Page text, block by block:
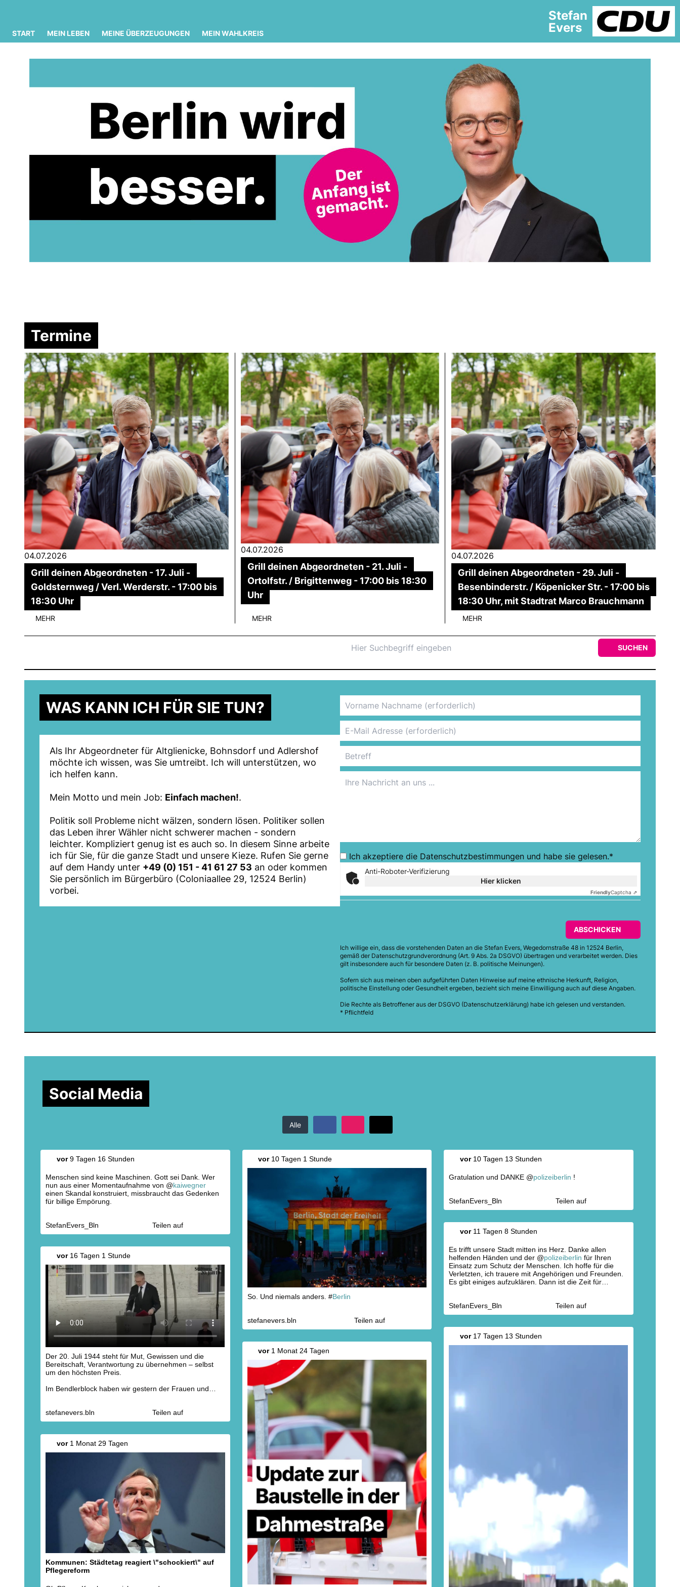
START MEIN LEBEN MEINE ÜBERZEUGUNGEN MEIN WAHLKREIS
Stefan
Evers
Termine
04.07.2026
Grill deinen Abgeordneten - 17. Juli -
Goldsternweg / Verl. Werderstr. - 17:00 bis
18:30 Uhr
MEHR
04.07.2026
Grill deinen Abgeordneten - 21. Juli -
Ortolfstr. / Brigittenweg - 17:00 bis 18:30
Uhr
MEHR
04.07.2026
Grill deinen Abgeordneten - 29. Juli -
Besenbinderstr. / Köpenicker Str. - 17:00 bis
18:30 Uhr, mit Stadtrat Marco Brauchmann
MEHR
SUCHEN
WAS KANN ICH FÜR SIE TUN?
Als Ihr Abgeordneter für Altglienicke, Bohnsdorf und Adlershof
möchte ich wissen, was Sie umtreibt. Ich will unterstützen, wo
ich helfen kann.
Mein Motto und mein Job: Einfach machen!.
Politik soll Probleme nicht wälzen, sondern lösen. Politiker sollen
das Leben ihrer Wähler nicht schwerer machen - sondern
leichter. Kompliziert genug ist es auch so. In diesem Sinne arbeite
ich für Sie, für die ganze Stadt und unsere Kieze. Rufen Sie gerne
auf dem Handy unter +49 (0) 151 - 41 61 27 53 an oder kommen
Sie persönlich im Bürgerbüro (Coloniaallee 29, 12524 Berlin)
vorbei.
Ich akzeptiere die Datenschutzbestimmungen und habe sie gelesen.*
Anti-Roboter-Verifizierung
Hier klicken
FriendlyCaptcha ⇗
ABSCHICKEN
Ich willige ein, dass die vorstehenden Daten an die Stefan Evers, Wegedornstraße 48 in 12524 Berlin,
gemäß der Datenschutzgrundverordnung (Art. 9 Abs. 2a DSGVO) übertragen und verarbeitet werden. Dies
gilt insbesondere auch für besondere Daten (z. B. politische Meinungen).
Sofern sich aus meinen oben aufgeführten Daten Hinweise auf meine ethnische Herkunft, Religion,
politische Einstellung oder Gesundheit ergeben, bezieht sich meine Einwilligung auch auf diese Angaben.
Die Rechte als Betroffener aus der DSGVO (Datenschutzerklärung) habe ich gelesen und verstanden.
* Pflichtfeld
Social Media
Alle
vor9 Tagen 16 Stunden
Menschen sind keine Maschinen. Gott sei Dank. Wer
nun aus einer Momentaufnahme von @kaiwegner
einen Skandal konstruiert, missbraucht das Gedenken
für billige Empörung.
StefanEvers_Bln Teilen auf
vor10 Tagen 1 Stunde
So. Und niemals anders. #Berlin
stefanevers.bln Teilen auf
vor10 Tagen 13 Stunden
Gratulation und DANKE @polizeiberlin !
StefanEvers_Bln Teilen auf
vor11 Tagen 8 Stunden
Es trifft unsere Stadt mitten ins Herz. Danke allen
helfenden Händen und der @polizeiberlin für Ihren
Einsatz zum Schutz der Menschen. Ich hoffe für die
Verletzten, ich trauere mit Angehörigen und Freunden.
Es gibt einiges aufzuklären. Dann ist die Zeit für
StefanEvers_Bln
Teilen auf
vor16 Tagen 1 Stunde
Der 20. Juli 1944 steht für Mut, Gewissen und die
Bereitschaft, Verantwortung zu übernehmen – selbst
um den höchsten Preis.
Im Bendlerblock haben wir gestern der Frauen und
daran, dass Demokratie, Freiheit und
Rechtsstaatlichkeit nicht selbstverständlich sind. Sie
stefanevers.bln Teilen auf
vor17 Tagen 13 Stunden
vor1 Monat 24 Tagen
vor1 Monat 29 Tagen
Kommunen: Städtetag reagiert \"schockiert\" auf
Pflegereform